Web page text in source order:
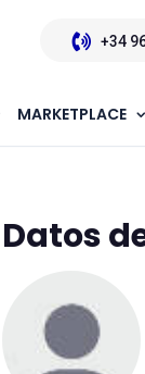
+34
MARKETPLACE
Datos